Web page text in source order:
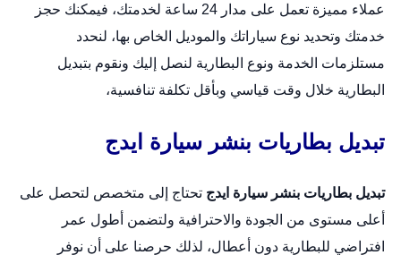
عملاء مميزة تعمل على مدار 24 ساعة لخدمتك، فيمكنك حجز
خدمتك وتحديد نوع سياراتك والموديل الخاص بها، لنحدد
مستلزمات الخدمة ونوع البطارية لنصل إليك ونقوم بتبديل
البطارية خلال وقت قياسي وبأقل تكلفة تنافسية،
تبديل بطاريات بنشر سيارة ايدج
تبديل بطاريات بنشر سيارة ايدج تحتاج إلى متخصص لتحصل على
أعلى مستوى من الجودة والاحترافية ولتضمن أطول عمر
افتراضي للبطارية دون أعطال، لذلك حرصنا على أن نوفر